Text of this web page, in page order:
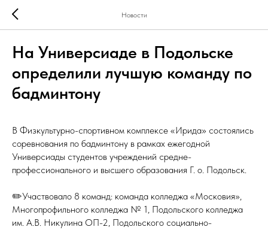
Новости
На Универсиаде в Подольске
определили лучшую команду по
бадминтону
В Физкультурно-спортивном комплексе «Ирида» состоялись
соревнования по бадминтону в рамках ежегодной
Универсиады студентов учреждений средне-
профессионального и высшего образования Г. о. Подольск.
✏️Участвовало 8 команд: команда колледжа «Московия»,
Многопрофильного колледжа № 1, Подольского колледжа
им. А.В. Никулина ОП-2, Подольского социально-